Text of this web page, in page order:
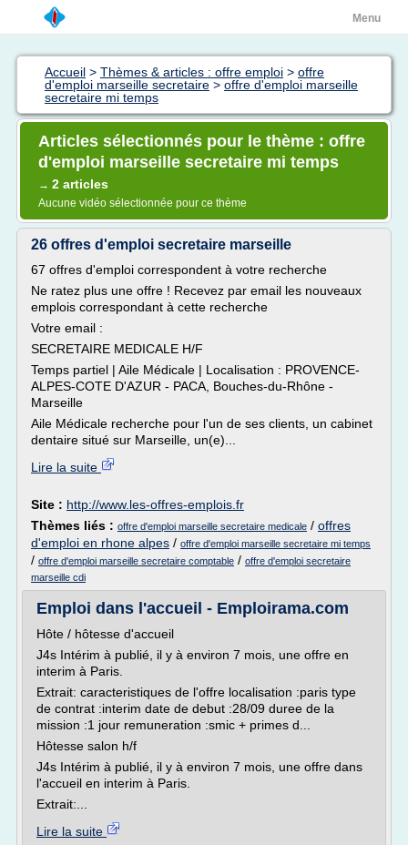
Menu
Accueil > Thèmes & articles : offre emploi > offre
d'emploi marseille secretaire > offre d'emploi marseille
secretaire mi temps
Articles sélectionnés pour le thème : offre
d'emploi marseille secretaire mi temps
→ 2 articles
Aucune vidéo sélectionnée pour ce thème
26 offres d'emploi secretaire marseille
67 offres d'emploi correspondent à votre recherche
Ne ratez plus une offre ! Recevez par email les nouveaux
emplois correspondant à cette recherche
Votre email :
SECRETAIRE MEDICALE H/F
Temps partiel | Aile Médicale | Localisation : PROVENCE-
ALPES-COTE D'AZUR - PACA, Bouches-du-Rhône -
Marseille
Aile Médicale recherche pour l'un de ses clients, un cabinet
dentaire situé sur Marseille, un(e)...
Lire la suite
Site : http://www.les-offres-emplois.fr
Thèmes liés : offre d'emploi marseille secretaire medicale / offres
d'emploi en rhone alpes / offre d'emploi marseille secretaire mi temps
/ offre d'emploi marseille secretaire comptable / offre d'emploi secretaire
marseille cdi
Emploi dans l'accueil - Emploirama.com
Hôte / hôtesse d'accueil
J4s Intérim à publié, il y à environ 7 mois, une offre en
interim à Paris.
Extrait: caracteristiques de l'offre localisation :paris type
de contrat :interim date de debut :28/09 duree de la
mission :1 jour remuneration :smic + primes d...
Hôtesse salon h/f
J4s Intérim à publié, il y à environ 7 mois, une offre dans
l'accueil en interim à Paris.
Extrait:...
Lire la suite